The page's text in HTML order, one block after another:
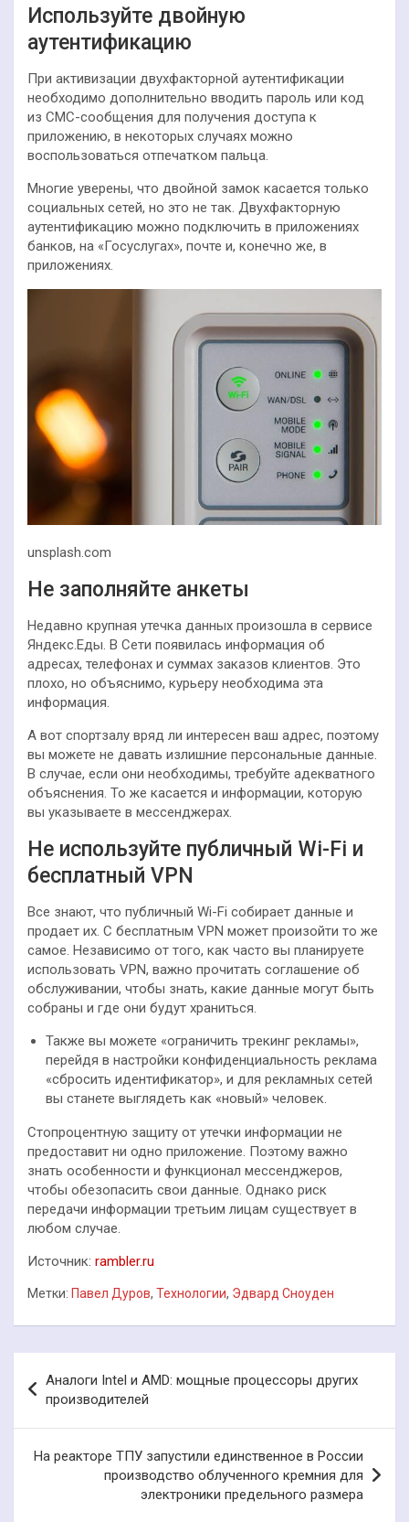
Используйте двойную
аутентификацию
При активизации двухфакторной аутентификации
необходимо дополнительно вводить пароль или код
из СМС-сообщения для получения доступа к
приложению, в некоторых случаях можно
воспользоваться отпечатком пальца.
Многие уверены, что двойной замок касается только
социальных сетей, но это не так. Двухфакторную
аутентификацию можно подключить в приложениях
банков, на «Госуслугах», почте и, конечно же, в
приложениях.
unsplash.com
Не заполняйте анкеты
Недавно крупная утечка данных произошла в сервисе
Яндекс.Еды. В Сети появилась информация об
адресах, телефонах и суммах заказов клиентов. Это
плохо, но объяснимо, курьеру необходима эта
информация.
А вот спортзалу вряд ли интересен ваш адрес, поэтому
вы можете не давать излишние персональные данные.
В случае, если они необходимы, требуйте адекватного
объяснения. То же касается и информации, которую
вы указываете в мессенджерах.
Не используйте публичный Wi-Fi и
бесплатный VPN
Все знают, что публичный Wi-Fi собирает данные и
продает их. С бесплатным VPN может произойти то же
самое. Независимо от того, как часто вы планируете
использовать VPN, важно прочитать соглашение об
обслуживании, чтобы знать, какие данные могут быть
собраны и где они будут храниться.
Также вы можете «ограничить трекинг рекламы»,
перейдя в настройки конфиденциальность реклама
«сбросить идентификатор», и для рекламных сетей
вы станете выглядеть как «новый» человек.
Стопроцентную защиту от утечки информации не
предоставит ни одно приложение. Поэтому важно
знать особенности и функционал мессенджеров,
чтобы обезопасить свои данные. Однако риск
передачи информации третьим лицам существует в
любом случае.
Источник: rambler.ru
Метки: Павел Дуров, Технологии, Эдвард Сноуден
по
записям
Аналоги Intel и AMD: мощные процессоры других
производителей
На реакторе ТПУ запустили единственное в России
производство облученного кремния для
электроники предельного размера